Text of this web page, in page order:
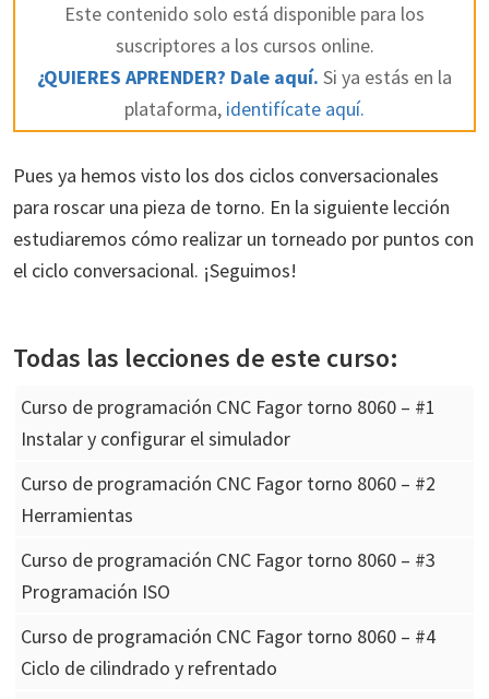
Este contenido solo está disponible para los
suscriptores a los cursos online.
¿QUIERES APRENDER? Dale aquí. Si ya estás en la
plataforma, identifícate aquí.
Pues ya hemos visto los dos ciclos conversacionales
para roscar una pieza de torno. En la siguiente lección
estudiaremos cómo realizar un torneado por puntos con
el ciclo conversacional. ¡Seguimos!
Todas las lecciones de este curso:
Curso de programación CNC Fagor torno 8060 – #1
Instalar y configurar el simulador
Curso de programación CNC Fagor torno 8060 – #2
Herramientas
Curso de programación CNC Fagor torno 8060 – #3
Programación ISO
Curso de programación CNC Fagor torno 8060 – #4
Ciclo de cilindrado y refrentado